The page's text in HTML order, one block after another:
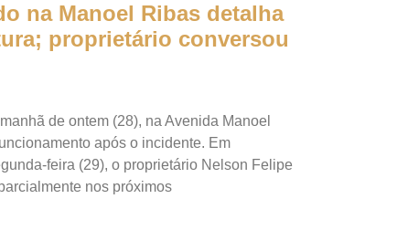
na Manoel Ribas detalha
proprietário conversou
de ontem (28), na Avenida Manoel
após o incidente. Em
feira (29), o proprietário Nelson Felipe
nos próximos